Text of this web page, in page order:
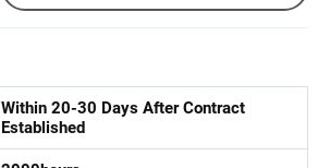
Within 20-30 Days After Contract
Established